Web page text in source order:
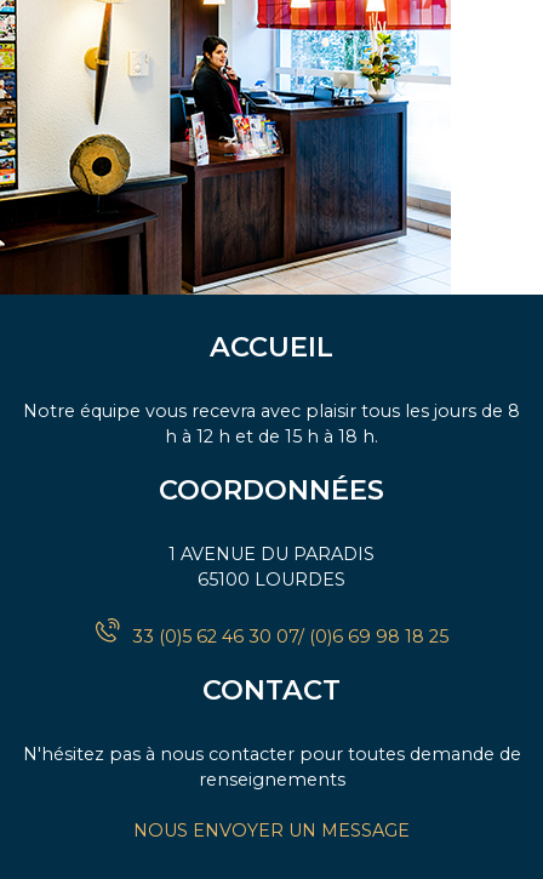
ACCUEIL
Notre équipe vous recevra avec plaisir tous les jours de 8
h à 12 h et de 15 h à 18 h.
COORDONNÉES
1 AVENUE DU PARADIS
65100 LOURDES
33 (0)5 62 46 30 07/ (0)6 69 98 18 25
CONTACT
N'hésitez pas à nous contacter pour toutes demande de
renseignements
NOUS ENVOYER UN MESSAGE